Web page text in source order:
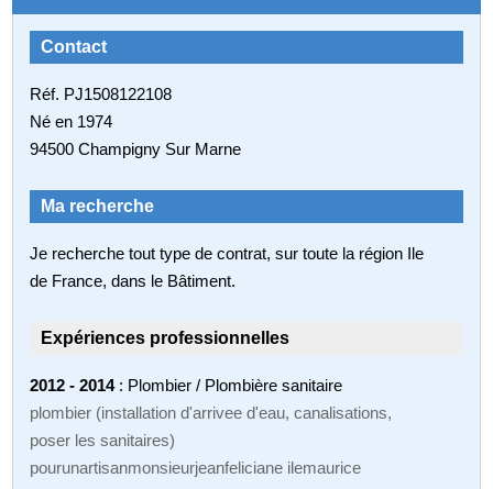
Contact
Réf. PJ1508122108
Né en 1974
94500 Champigny Sur Marne
Ma recherche
Je recherche tout type de contrat, sur toute la région Ile
de France, dans le Bâtiment.
Expériences professionnelles
2012 - 2014: Plombier / Plombière sanitaire
plombier (installation d'arrivee d'eau, canalisations,
poser les sanitaires)
pourunartisanmonsieurjeanfeliciane ilemaurice